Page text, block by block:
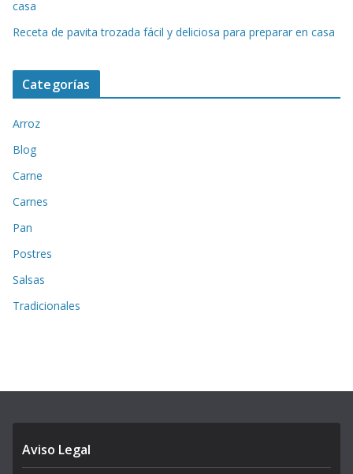
casa
Receta de pavita trozada fácil y deliciosa para preparar en casa
Categorías
Arroz
Blog
Carne
Carnes
Pan
Postres
Salsas
Tradicionales
Aviso Legal